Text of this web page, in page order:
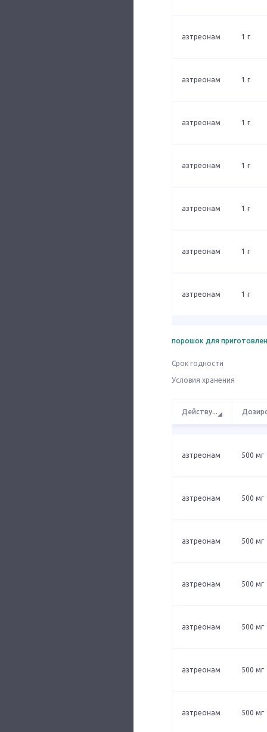
азтреонам 1 г
азтреонам 1 г
азтреонам 1 г
азтреонам 1 г
азтреонам 1 г
азтреонам 1 г
азтреонам 1 г
порошок для
Срок годности
Условия хранения
Действу...
азтреонам 500 мг
азтреонам 500 мг
азтреонам 500 мг
азтреонам 500 мг
азтреонам 500 мг
азтреонам 500 мг
азтреонам 500 мг